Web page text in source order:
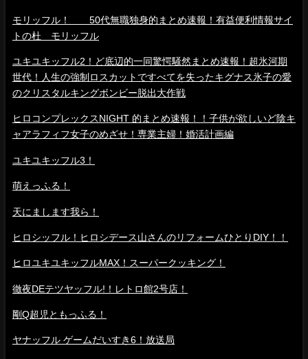
モリッフル！ 50代無職独身的まとめ速報！有益便利情報サイ
トの杜 モリッフル
ユキユキッフル2！ど底辺的一同驚愕騒然まとめ速報！超氷河期
世代！人生の強制ロスカットですべてを失ったキグナス氷子の愛
のクリスタルキングボンビー脱出大作戦
ヒロコンプレックスNIGHT 的まとめ速報！！子供が欲しいど陰キ
ャアラフィフ女子のめざせ！専業主婦！婚活計画編
ユキユキッフル3！
萌えっふる！
天にまします我ら！
ヒロシッフル！ヒロシデース山さんのリフォームひとりDIY！！
ヒロユキユキッフルMAX！スーパークッキング！
徹夜DEテツヤッフル!！レトロ館2号店！
剛Q超児ともっふる！
ヤナッフル ゲームだいすき6！放送局